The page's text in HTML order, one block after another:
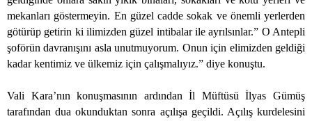
mekanları göstermeyin. En güzel cadde sokak ve önemli yerlerden
götürüp getirin ki ilimizden güzel intibalar ile ayrılsınlar.” O Antepli
şoförün davranışını asla unutmuyorum. Onun için elimizden geldiği
kadar kentimiz ve ülkemiz için çalışmalıyız.” diye konuştu.
Vali Kara’nın konuşmasının ardından İl Müftüsü İlyas Gümüş
tarafından dua okunduktan sonra açılışa geçildi. Açılış kurdelesini